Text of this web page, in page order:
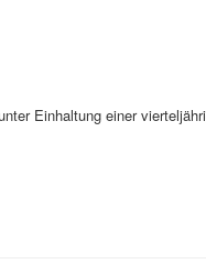
Einhaltung einer